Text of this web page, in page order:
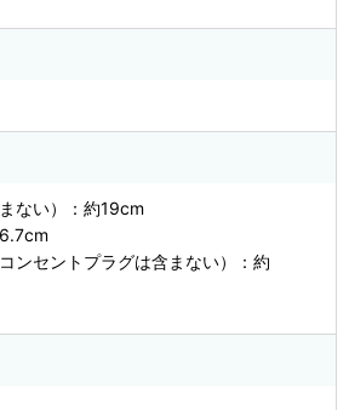
ない）：約19cm
ンセントプラグは含まない）：約